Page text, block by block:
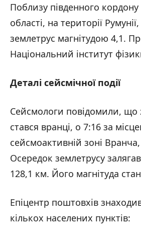
Поблизу південного кордону
області, на території
землетрус магнітудою 4,1.
Національний інститут
Деталі сейсмічної події
Сейсмологи повідомили, що
стався вранці, о 7:16 за
сейсмоактивній зоні
Осередок землетрусу
128,1 км. Його магнітуда
Епіцентр поштовхів
кількох населених пунктів: